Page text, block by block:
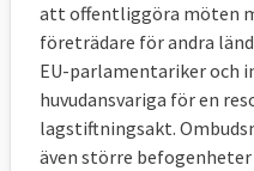
att offentliggöra möten
företrädare för andra
EU-parlamentariker och
huvudansvariga för en
lagstiftningsakt.
även större